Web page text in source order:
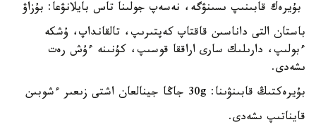
بۇيرەك قابىنىپ ىسىنۋگە، نەسەپ جولىنا تاس بايلانۋعا: بۇزاۋ
باستان التى داناسىن قاقتاپ كەپتىرىپ، تالقانداپ، ۇشكە
ءبولىپ، دارىلىك سارى اراققا قوسىپ، كۇنىنە ءۇش رەت
ىشەدى.
بۇيرەكتىڭ قابىنۋىنا: 30g جاڭا جينالعان اشتى زىعىر ءشوبىن
قايناتىپ ىشەدى.